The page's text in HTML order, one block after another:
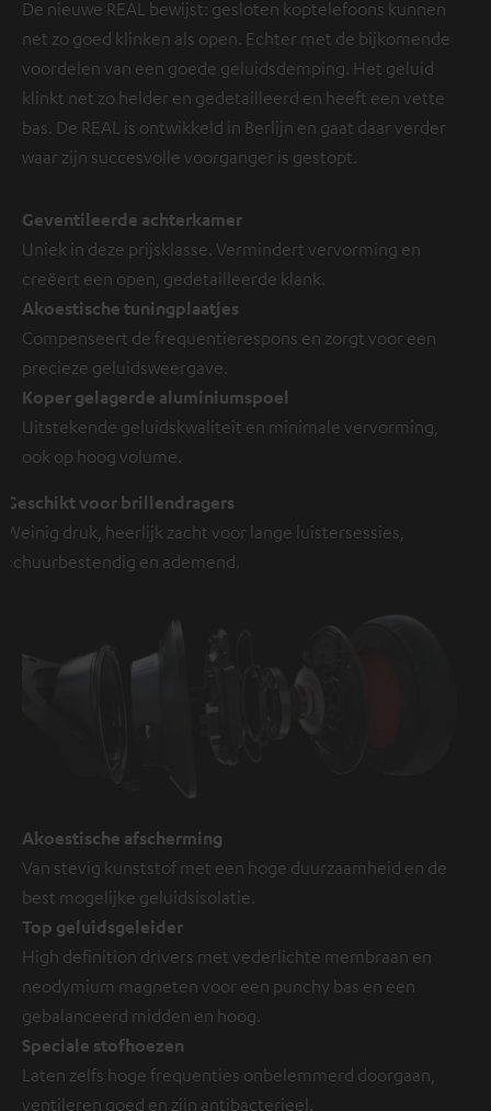
De nieuwe REAL bewijst: gesloten koptelefoons kunnen
net zo goed klinken als open. Echter met de bijkomende
voordelen van een goede geluidsdemping. Het geluid
klinkt net zo helder en gedetailleerd en heeft een vette
bas. De REAL is ontwikkeld in Berlijn en gaat daar verder
waar zijn succesvolle voorganger is gestopt.
Geventileerde achterkamer
Uniek in deze prijsklasse. Vermindert vervorming en
creëert een open, gedetailleerde klank.
Akoestische tuningplaatjes
Compenseert de frequentierespons en zorgt voor een
precieze geluidsweergave.
Koper gelagerde aluminiumspoel
Uitstekende geluidskwaliteit en minimale vervorming,
ook op hoog volume.
Geschikt voor brillendragers
Weinig druk, heerlijk zacht voor lange luistersessies,
schuurbestendig en ademend.
Akoestische afscherming
Van stevig kunststof met een hoge duurzaamheid en de
best mogelijke geluidsisolatie.
Top geluidsgeleider
High definition drivers met vederlichte membraan en
neodymium magneten voor een punchy bas en een
gebalanceerd midden en hoog.
Speciale stofhoezen
Laten zelfs hoge frequenties onbelemmerd doorgaan,
ventileren goed en zijn antibacterieel.